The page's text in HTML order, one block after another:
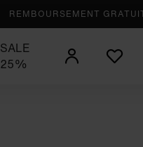
REMBOURSEMENT
SALE
25%